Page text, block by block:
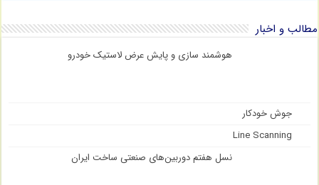
مطالب و اخبار
هوشمند سازی و پایش عرض لاستیک خودرو
جوش خودکار
Line Scanning
نسل هفتم دوربین‌های صنعتی ساخت ایران